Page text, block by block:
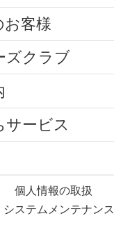
お客様
ズクラブ
サービス
個人情報の取扱
システムメンテナンス